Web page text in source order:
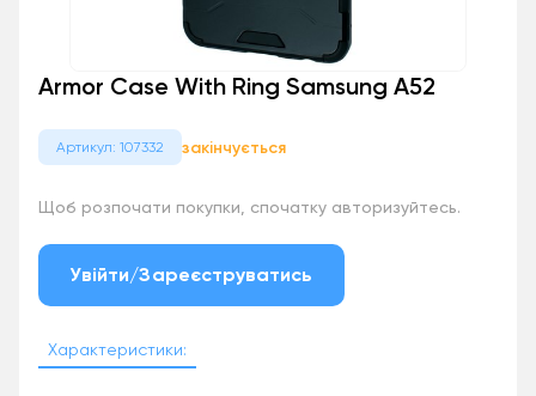
Armor Case With Ring Samsung A52
Артикул: 107332 закінчується
Щоб розпочати покупки, спочатку авторизуйтесь.
Увійти/Зареєструватись
Характеристики: